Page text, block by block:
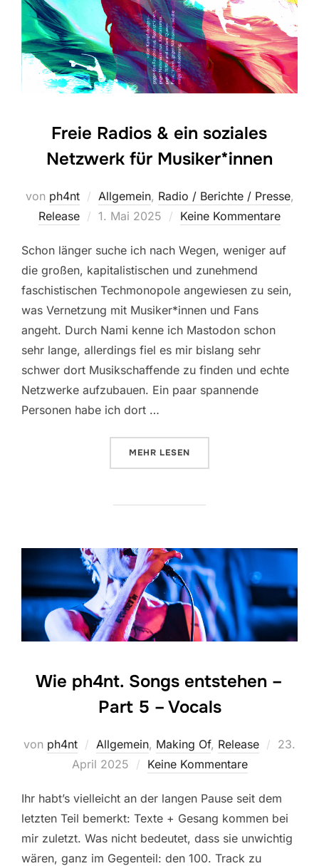
Freie Radios & ein soziales
Netzwerk für Musiker*innen
von ph4nt Allgemein, Radio / Berichte / Presse,
Release
Veröffentlicht
1. Mai 2025 Keine Kommentare
Schon länger suche ich nach Wegen, weniger auf
die großen, kapitalistischen und zunehmend
faschistischen Techmonopole angewiesen zu sein,
was Vernetzung mit Musiker*innen und Fans
angeht. Durch Nami kenne ich Mastodon schon
sehr lange, allerdings fiel es mir bislang sehr
schwer dort Musikschaffende zu finden und echte
Netzwerke aufzubauen. Ein paar spannende
Personen habe ich dort …
MEHR ÜBER „FREIE RADIOS & EIN
LESEN
Wie ph4nt. Songs entstehen –
Part 5 – Vocals
von ph4nt Allgemein, Making Of, Release
23.
April 2025
Keine Kommentare
Ihr habt’s vielleicht an der langen Pause seit dem
letzten Teil bemerkt: Texte + Gesang kommen bei
mir zuletzt. Was nicht bedeutet, dass sie unwichtig
wären, ganz im Gegenteil: den 100. Track zu